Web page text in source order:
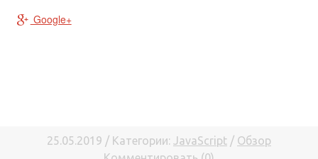
Google+
25.05.2019 / Категории: JavaScript / Обзор